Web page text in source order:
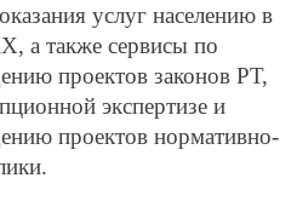
услуг населению в
а также сервисы по
проектов законов РТ,
экспертизе и
проектов нормативно-